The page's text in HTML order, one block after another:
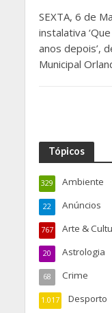
SEXTA, 6 de
instalativa
anos depois’,
Municipal
Tópicos
Ambiente
329
Anúncios
22
Arte &
767
Astrologia
20
Crime
68
Desporto
1.017